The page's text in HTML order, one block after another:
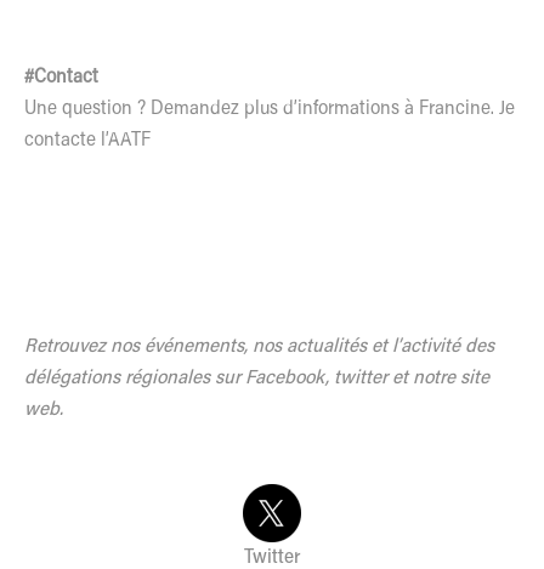
#Contact
Une question ? Demandez plus d’informations à Francine. Je
contacte l’AATF
Retrouvez nos événements, nos actualités et l’activité des
délégations régionales sur Facebook, twitter et notre site
web.
Twitter